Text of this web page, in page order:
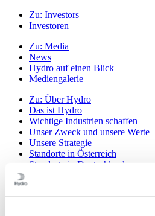
Zu: Investors
Investoren
Zu: Media
News
Hydro auf einen Blick
Mediengalerie
Zu: Über Hydro
Das ist Hydro
Wichtige Industrien schaffen
Unser Zweck und unsere Werte
Unsere Strategie
Standorte in Österreich
Standorte in Deutschland
Beschaffung